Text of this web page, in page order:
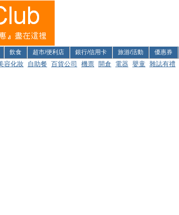
飲食 超市/便利店 銀行/信用卡 旅游/活動 優惠券
容化妝 自助餐 百貨公司 機票 開倉 電器 嬰童 雜誌有禮